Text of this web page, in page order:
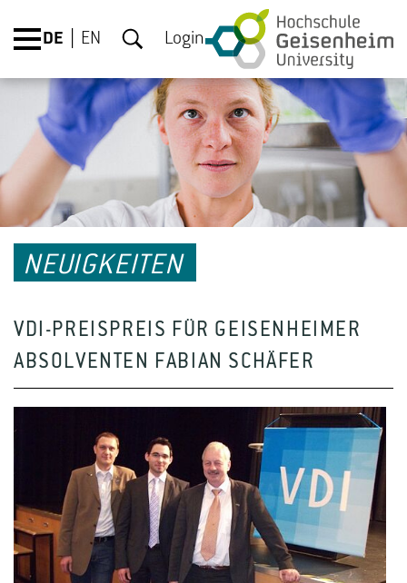
DE EN Login
NEUIGKEITEN
VDI-PREISPREIS FÜR GEISENHEIMER
ABSOLVENTEN FABIAN SCHÄFER